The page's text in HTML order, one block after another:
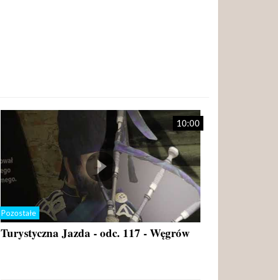
Pozostałe
10:00
Turystyczna Jazda - odc. 117 - Węgrów